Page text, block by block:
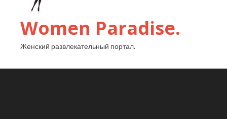
Women Paradise.
Женский развлекательный портал.